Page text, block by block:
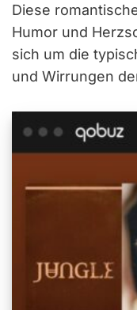
Diese
Humor und
sich um die
und Wirrungen